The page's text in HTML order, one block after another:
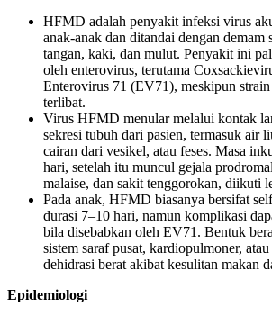
HFMD adalah penyakit infeksi virus
anak-anak dan ditandai dengan demam
tangan, kaki, dan mulut. Penyakit ini
oleh enterovirus, terutama
Enterovirus 71 (EV71), meskipun
terlibat.
Virus HFMD menular melalui kontak
sekresi tubuh dari pasien, termasuk air
cairan dari vesikel, atau feses. Masa
hari, setelah itu muncul gejala
malaise, dan sakit tenggorokan, diikuti
Pada anak, HFMD biasanya bersifat
durasi 7–10 hari, namun komplikasi
bila disebabkan oleh EV71. Bentuk
sistem saraf pusat, kardiopulmoner,
dehidrasi berat akibat kesulitan makan
Epidemiologi